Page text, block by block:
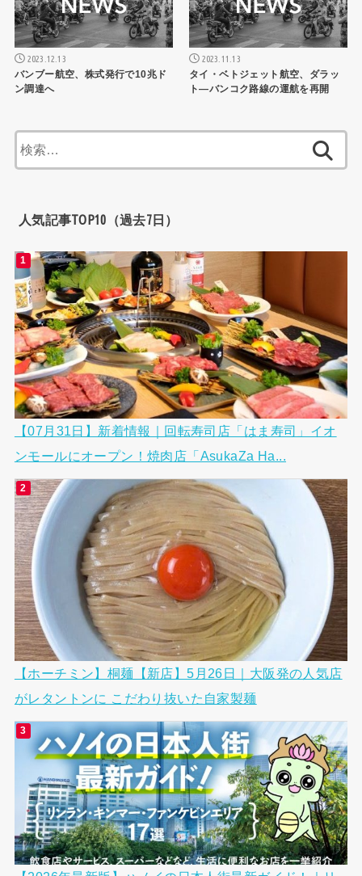
2023.12.13
バンブー航空、株式発行で10兆ド
ン調達へ
2023.11.13
タイ・ベトジェット航空、ダラッ
ト―バンコク路線の運航を再開
索:
人気記事TOP10（過去7日）
【07月31日】新着情報｜回転寿司店「はま寿司」イオ
ンモールにオープン！焼肉店「AsukaZa Ha...
【ホーチミン】桐麺【新店】5月26日｜大阪発の人気店
がレタントンに こだわり抜いた自家製麺